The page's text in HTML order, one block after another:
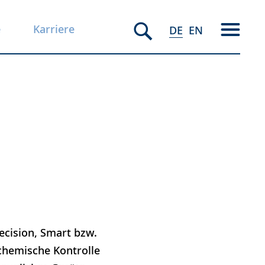
Karriere DE EN
Smart bzw.
Kontrolle